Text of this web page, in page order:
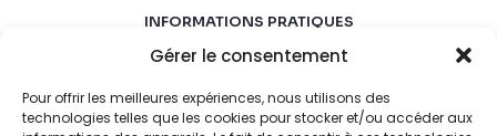
Gérer le consentement
Pour offrir les meilleures expériences, nous utilisons des
technologies telles que les cookies pour stocker et/ou accéder aux
INFORMATIONS PRATIQUES
MARDI-SAMEDI
LUNDI-DIMANCHE